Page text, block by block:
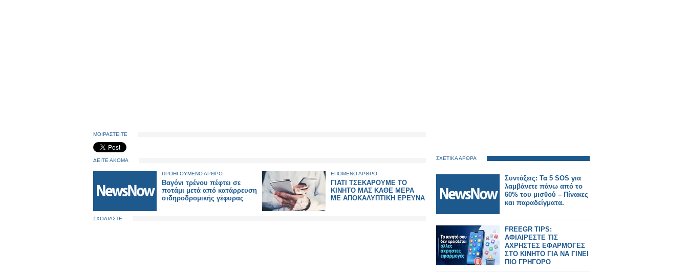
ΜΟΙΡΑΣΤΕΙΤΕ
ΔΕΙΤΕ ΑΚΟΜΑ
ΠΡΟΗΓΟΥΜΕΝΟ ΑΡΘΡΟ
Βαγόνι τρένου πέφτει σε
ποτάμι μετά από κατάρρευση
σιδηροδρομικής γέφυρας
ΕΠΟΜΕΝΟ ΑΡΘΡΟ
ΓΙΑΤΙ ΤΣΕΚΑΡΟΥΜΕ ΤΟ
ΚΙΝΗΤΟ ΜΑΣ ΚΑΘΕ ΜΕΡΑ
ΜΕ ΑΠΟΚΑΛΥΠΤΙΚΗ ΕΡΕΥΝΑ
ΣΧΟΛΙΑΣΤΕ
ΣΧΕΤΙΚΑ ΑΡΘΡΑ
Συντάξεις: Τα 5 SOS για
λαμβάνετε πάνω από το
60% του μισθού – Πίνακες
και παραδείγματα.
FREEGR TIPS:
ΑΦΙΑΙΡΕΣΤΕ ΤΙΣ
ΑΧΡΗΣΤΕΣ ΕΦΑΡΜΟΓΕΣ
ΣΤΟ ΚΙΝΗΤΟ ΓΙΑ ΝΑ ΓΙΝΕΙ
ΠΙΟ ΓΡΗΓΟΡΟ